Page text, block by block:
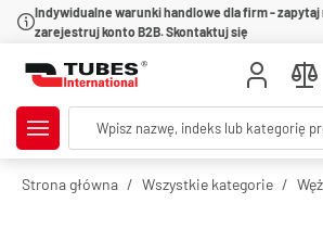
Indywidualne warunki handlowe dla firm - zapytaj
zarejestruj konto B2B. Skontaktuj się
Strona główna Wszystkie kategorie